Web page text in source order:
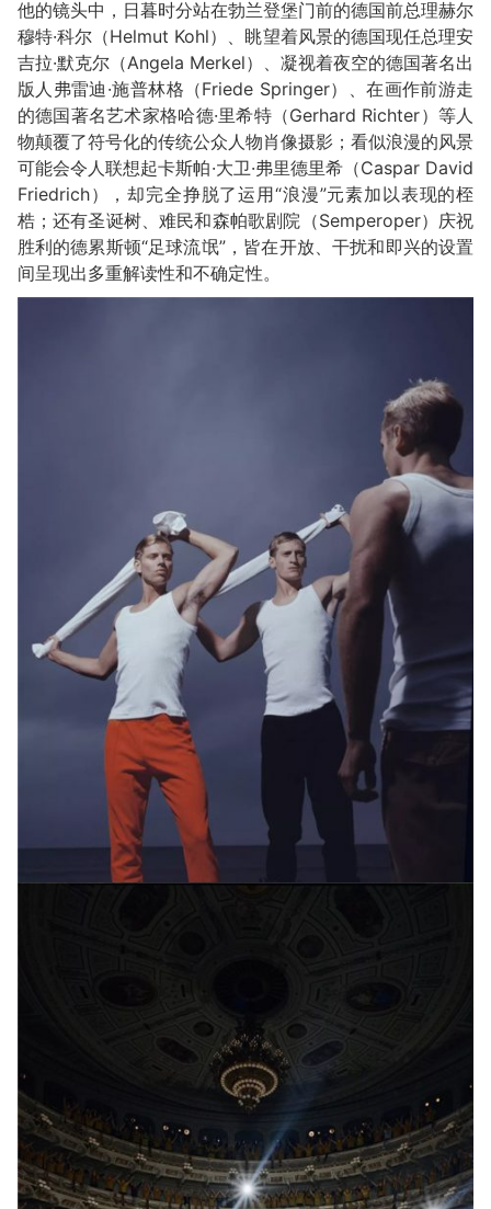
他的镜头中，日暮时分站在勃兰登堡门前的德国前总理赫尔
穆特·科尔（Helmut Kohl）、眺望着风景的德国现任总理安
吉拉·默克尔（Angela Merkel）、凝视着夜空的德国著名出
版人弗雷迪·施普林格（Friede Springer）、在画作前游走
的德国著名艺术家格哈德·里希特（Gerhard Richter）等人
物颠覆了符号化的传统公众人物肖像摄影；看似浪漫的风景
可能会令人联想起卡斯帕·大卫·弗里德里希（Caspar David
Friedrich），却完全挣脱了运用“浪漫”元素加以表现的桎
梏；还有圣诞树、难民和森帕歌剧院（Semperoper）庆祝
胜利的德累斯顿“足球流氓”，皆在开放、干扰和即兴的设置
间呈现出多重解读性和不确定性。